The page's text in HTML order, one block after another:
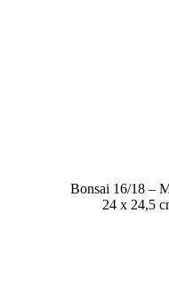
Bonsai 16/18 –
24 x 24,5